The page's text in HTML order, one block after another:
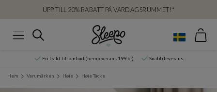
UPP TILL 20% RABATT PÅ VARDAGSRUMMET!*
Sök
Fri frakt till ombud (hemleverans 199 kr) Snabb leverans
Hem Varumärken Høie Høie Täcke